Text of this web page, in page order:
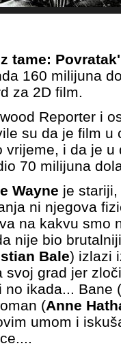
tame:
160 milijuna
za 2D film.
Reporter i
su da je film u
vrijeme, i da je u
70 milijuna
Wayne je
ni njegova
na kakvu smo
nije bio
Bale) izlazi
svoj grad jer
no ikada... Bane (
(Anne
umom i